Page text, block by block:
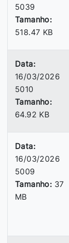
5039
Tamanho:
518.47 KB
Data:
16/03/2026
5010
Tamanho:
64.92 KB
Data:
16/03/2026
5009
Tamanho: 37
MB